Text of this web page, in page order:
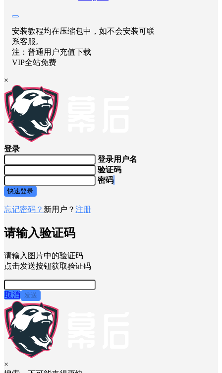
安装教程均在压缩包中，如不会安装可联
系客服。
注：普通用户充值下载
VIP全站免费
×
登录
登录用户名
验证码
密码
快速登录
忘记密码？ 新用户？ 注册
请输入验证码
请输入图片中的验证码
点击发送按钮获取验证码
取消 发送
×